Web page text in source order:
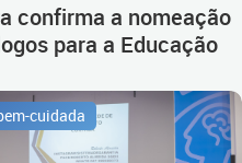
confirma a nomeação
para a Educação
cuidada